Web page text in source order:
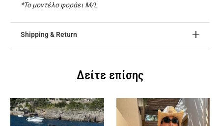
*Το μοντέλο φοράει M/L
Shipping & Return
Δείτε επίσης